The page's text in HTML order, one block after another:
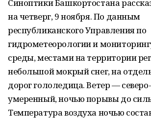
Синоптики Башкортостана
на четверг, 9 ноября. По данным
республиканского Управления по
гидрометеорологии и
среды, местами на территории
небольшой мокрый снег, на
дорог гололедица. Ветер —
умеренный, ночью порывы до
Температура воздуха ночью